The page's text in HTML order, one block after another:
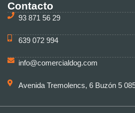
Contacto
93 871 56 29
639 072 994
info@comercialdog.com
Avenida Tremolencs, 6 Buzón 5